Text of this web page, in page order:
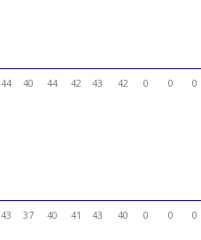
44 40 44 42 43 42 0 0 0
43 37 40 41 43 40 0 0 0